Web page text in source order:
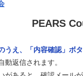
PEARS
うえ、「内容確認」ボ
動返信されます。